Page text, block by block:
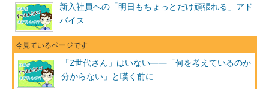
新入社員への「明日もちょっとだけ頑張れる」アド
バイス
「Z世代さん」はいない――「何を考えているのか
分からない」と嘆く前に